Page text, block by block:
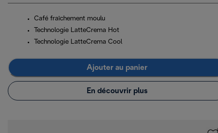
Café fraîchement moulu
Technologie LatteCrema Hot
Technologie LatteCrema Cool
Ajouter au panier
En découvrir plus